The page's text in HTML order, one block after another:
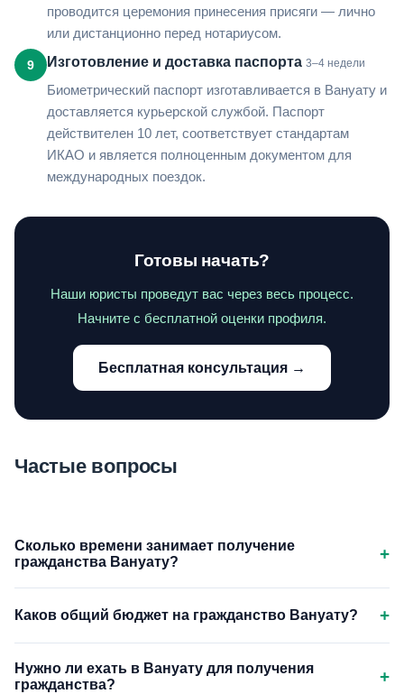
проводится церемония принесения присяги — лично
или дистанционно перед нотариусом.
9 Изготовление и доставка паспорта 3–4 недели
Биометрический паспорт изготавливается в Вануату и
доставляется курьерской службой. Паспорт
действителен 10 лет, соответствует стандартам
ИКАО и является полноценным документом для
международных поездок.
Готовы начать?
Наши юристы проведут вас через весь процесс.
Начните с бесплатной оценки профиля.
Бесплатная консультация →
Частые вопросы
Сколько времени занимает получение
гражданства Вануату?
+
Каков общий бюджет на гражданство Вануату? +
Нужно ли ехать в Вануату для получения
гражданства?
+